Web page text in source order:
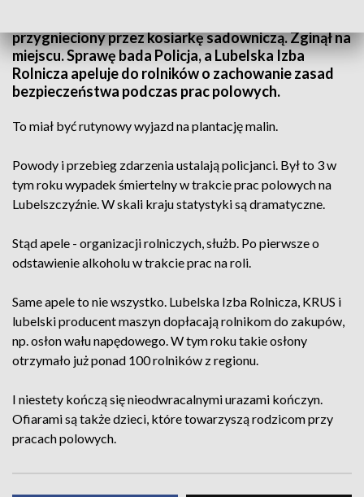
przygnieciony przez kosiarkę sadowniczą. Zginął na
miejscu. Sprawę bada Policja, a Lubelska Izba
Rolnicza apeluje do rolników o zachowanie zasad
bezpieczeństwa podczas prac polowych.
To miał być rutynowy wyjazd na plantację malin.
Powody i przebieg zdarzenia ustalają policjanci. Był to 3 w
tym roku wypadek śmiertelny w trakcie prac polowych na
Lubelszczyźnie. W skali kraju statystyki są dramatyczne.
Stąd apele - organizacji rolniczych, służb. Po pierwsze o
odstawienie alkoholu w trakcie prac na roli.
Same apele to nie wszystko. Lubelska Izba Rolnicza, KRUS i
lubelski producent maszyn dopłacają rolnikom do zakupów,
np. osłon wału napędowego. W tym roku takie osłony
otrzymało już ponad 100 rolników z regionu.
I niestety kończą się nieodwracalnymi urazami kończyn.
Ofiarami są także dzieci, które towarzyszą rodzicom przy
pracach polowych.